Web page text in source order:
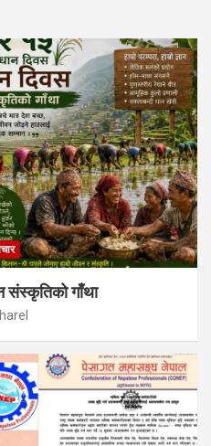
संस्कृतिको गाँथा